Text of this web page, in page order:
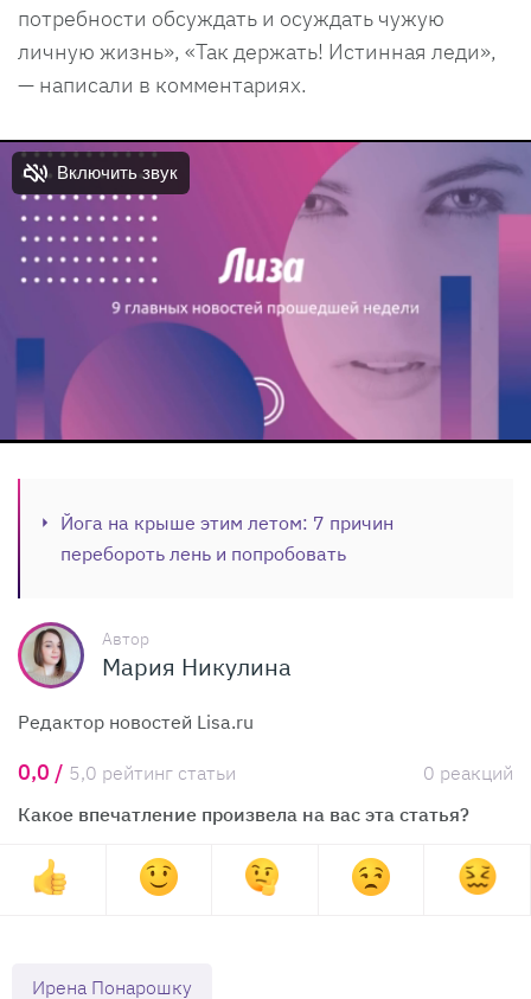
потребности обсуждать и осуждать чужую
личную жизнь», «Так держать! Истинная леди»,
— написали в комментариях.
Йога на крыше этим летом: 7 причин
перебороть лень и попробовать
Автор
Мария Никулина
Редактор новостей Lisa.ru
0,0 / 5,0 рейтинг статьи
0 реакций
Какое впечатление произвела на вас эта статья?
Ирена Понарошку